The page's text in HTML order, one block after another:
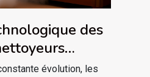
des
évolution, les